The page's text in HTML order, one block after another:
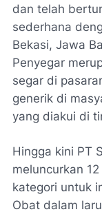
dan telah
sederhana
Bekasi, Jawa
Penyegar
segar di
generik di
yang diakui di
Hingga kini PT
meluncurkan
kategori untuk
Obat dalam